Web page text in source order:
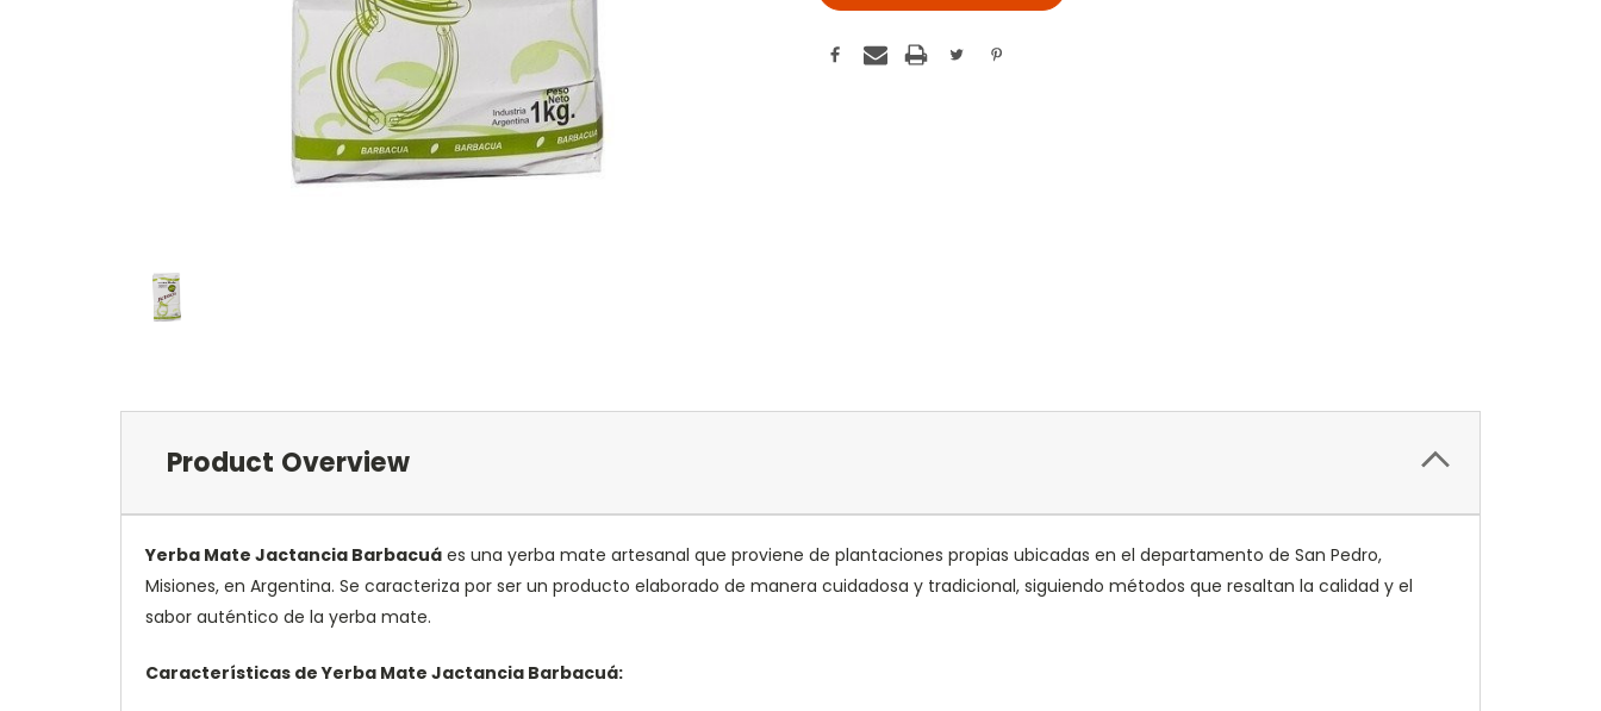
Product Overview
Yerba Mate Jactancia Barbacuá es una yerba mate artesanal que proviene de plantaciones propias ubicadas en el departamento de San Pedro,
Misiones, en Argentina. Se caracteriza por ser un producto elaborado de manera cuidadosa y tradicional, siguiendo métodos que resaltan la calidad y el
sabor auténtico de la yerba mate.
Características de Yerba Mate Jactancia Barbacuá: